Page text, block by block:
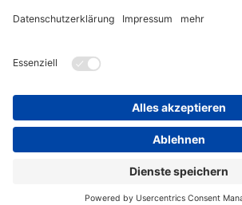
FÜR DIE BESTELLUNG EINZELNER
ODER
ALLE PRODUKTE IN DEN WARENKORB
Sitemap
© StempelBunt